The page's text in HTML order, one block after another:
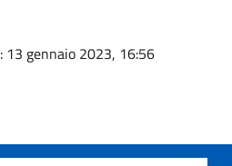
: 13 gennaio 2023, 16:56